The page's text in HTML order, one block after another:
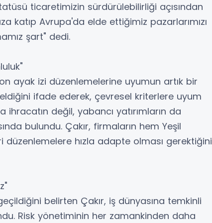
ticaretimizin sürdürülebilirliği açısından
katıp Avrupa'da elde ettiğimiz pazarlarımızı
şart" dedi.
ayak izi düzenlemelerine uyumun artık bir
ifade ederek, çevresel kriterlere uyum
ihracatın değil, yabancı yatırımların da
bulundu. Çakır, firmaların hem Yeşil
hızla adapte olması gerektiğini
belirten Çakır, iş dünyasına temkinli
Risk yönetiminin her zamankinden daha